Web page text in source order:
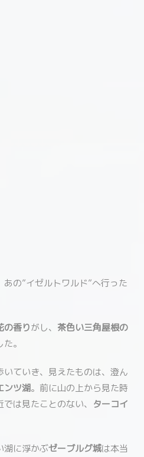
の”イゼルトワルド”へ行った
の香りがし、 茶色い三角屋根の
。
ていき、見えたものは、澄ん
ンツ湖。前に山の上から見た時
は見たことのない、 ターコイ
湖に浮かぶゼーブルグ城は本当